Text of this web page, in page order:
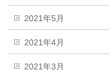
2021年5月
2021年4月
2021年3月